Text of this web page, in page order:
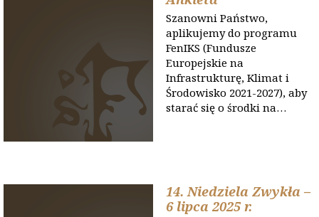
Szanowni Państwo,
aplikujemy do programu
FenIKS (Fundusze
Europejskie na
Infrastrukturę, Klimat i
Środowisko 2021-2027), aby
starać się o środki na…
14. Niedziela Zwykła –
6 lipca 2025 r.